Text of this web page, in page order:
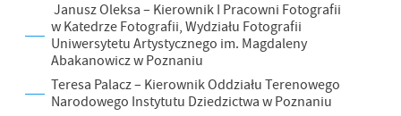
Janusz Oleksa – Kierownik I Pracowni Fotografii
w Katedrze Fotografii, Wydziału Fotografii
Uniwersytetu Artystycznego im. Magdaleny
Abakanowicz w Poznaniu
Teresa Palacz – Kierownik Oddziału Terenowego
Narodowego Instytutu Dziedzictwa w Poznaniu